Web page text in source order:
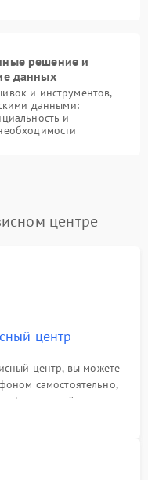
решение и
данных
и инструментов,
данными:
и
центре
центр
центр, вы можете
самостоятельно,
на сайте